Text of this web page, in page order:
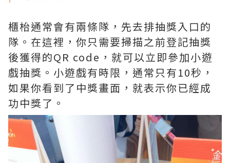
櫃枱通常會有兩條隊，先去排抽獎入口的
隊。在這裡，你只需要掃描之前登記抽獎
後獲得的QR code，就可以立即參加小遊
戲抽獎。小遊戲有時限，通常只有10秒，
如果你看到了中獎畫面，就表示你已經成
功中獎了。